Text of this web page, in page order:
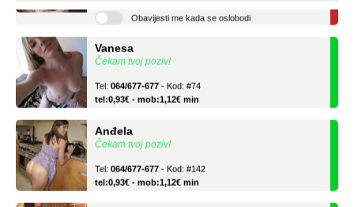
Čekam tvoj poziv!
tel:0,93€ - mob:1,12€ min
Čekam tvoj poziv!
tel:0,93€ - mob:1,12€ min